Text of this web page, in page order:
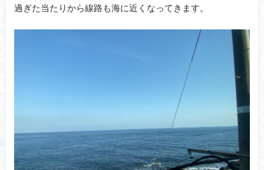
過ぎた当たりから線路も海に近くなってきます。